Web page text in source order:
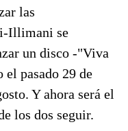
las
Illimani se
un disco -"Viva
pasado 29 de
Y ahora será el
los dos seguir.